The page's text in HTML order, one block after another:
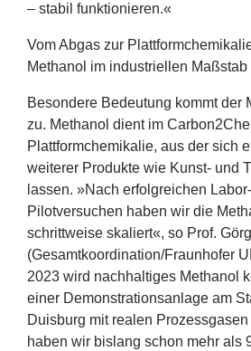
– stabil funktionieren.«
Vom Abgas zur
Methanol im industriellen Maßstab
Besondere Bedeutung kommt der
zu. Methanol dient im Carbon2
Plattformchemikalie, aus der sich
weiterer Produkte wie Kunst- und
lassen. »Nach erfolgreichen
Pilotversuchen haben wir die
schrittweise skaliert«, so Prof.
(Gesamtkoordination/​Fraunhofer
2023 wird nachhaltiges Methanol
einer Demonstrationsanlage am
Duisburg mit realen
haben wir bislang schon mehr als